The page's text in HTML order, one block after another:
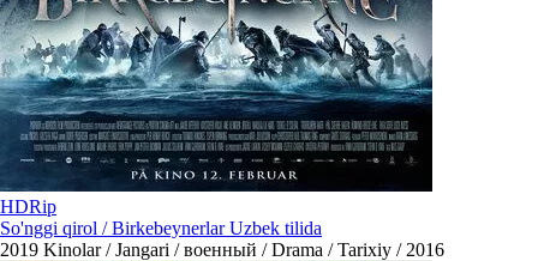
HDRip
So'nggi qirol / Birkebeynerlar Uzbek tilida
2019 Kinolar / Jangari / военный / Drama / Tarixiy / 2016